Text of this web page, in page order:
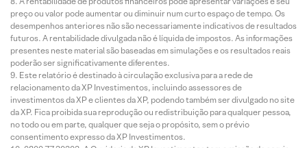
preço ou valor pode aumentar ou diminuir num curto espaço de tempo. Os
desempenhos anteriores não são necessariamente indicativos de resultados
futuros. A rentabilidade divulgada não é líquida de impostos. As informações
presentes neste material são baseadas em simulações e os resultados reais
poderão ser significativamente diferentes.
Este relatório é destinado à circulação exclusiva para a rede de
relacionamento da XP Investimentos, incluindo assessores de
investimentos da XP e clientes da XP, podendo também ser divulgado no site
da XP. Fica proibida sua reprodução ou redistribuição para qualquer pessoa,
no todo ou em parte, qualquer que seja o propósito, sem o prévio
consentimento expresso da XP Investimentos.